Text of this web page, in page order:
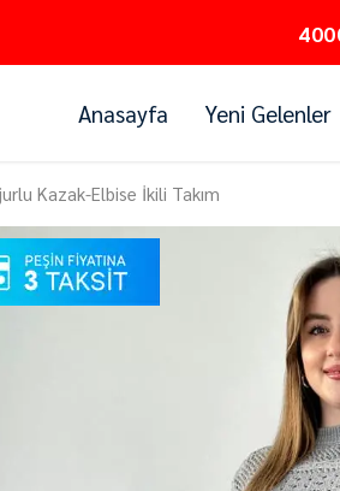
Anasayfa Yeni Gelenler
Kazak-Elbise İkili Takım